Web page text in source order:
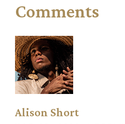
Comments
Alison Short